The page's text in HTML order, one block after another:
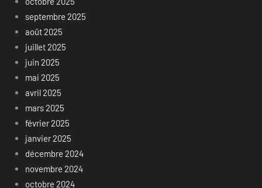
septembre 2025
août 2025
juillet 2025
juin 2025
mai 2025
avril 2025
mars 2025
février 2025
janvier 2025
décembre 2024
novembre 2024
octobre 2024